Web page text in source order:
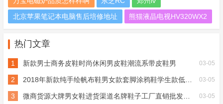
北京苹果笔记本电脑售后培修地址
熊猫液晶电视HV320WX2
热门文章
03-05
1 新款男士商务皮鞋时尚休闲男皮鞋潮流系带皮鞋男
03-05
2 2018年新款纯手绘帆布鞋男女款套脚涂鸦鞋学生款低帮懒人鞋一
03-05
3 微商货源大牌男女鞋进货渠道名牌鞋子工厂直销批发一件代发